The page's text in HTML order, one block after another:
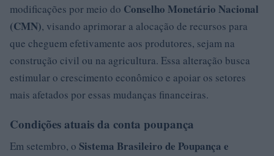
modificações por meio do Conselho Monetário Nacional
(CMN), visando aprimorar a alocação de recursos para
que cheguem efetivamente aos produtores, sejam na
construção civil ou na agricultura. Essa alteração busca
estimular o crescimento econômico e apoiar os setores
mais afetados por essas mudanças financeiras.
Condições atuais da conta poupança
Em setembro, o Sistema Brasileiro de Poupança e